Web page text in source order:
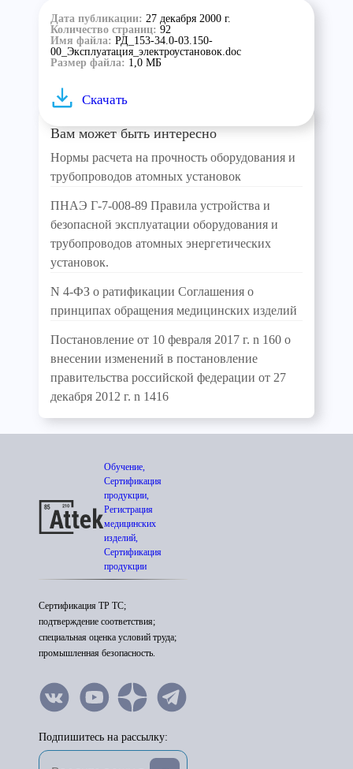
Дата публикации: 27 декабря 2000 г.
Количество страниц: 92
Имя файла: РД_153-34.0-03.150-
00_Эксплуатация_электроустановок.doc
Размер файла: 1,0 МБ
Скачать
Вам может быть интересно
Нормы расчета на прочность оборудования и
трубопроводов атомных установок
ПНАЭ Г-7-008-89 Правила устройства и
безопасной эксплуатации оборудования и
трубопроводов атомных энергетических
установок.
N 4-ФЗ о ратификации Соглашения о
принципах обращения медицинских изделий
Постановление от 10 февраля 2017 г. n 160 о
внесении изменений в постановление
правительства российской федерации от 27
декабря 2012 г. n 1416
Обучение,
Сертификация
продукции,
Регистрация
медицинских
изделий,
Сертификация
продукции
Сертификация ТР ТС;
подтверждение соответствия;
специальная оценка условий труда;
промышленная безопасность.
Подпишитесь на рассылку: